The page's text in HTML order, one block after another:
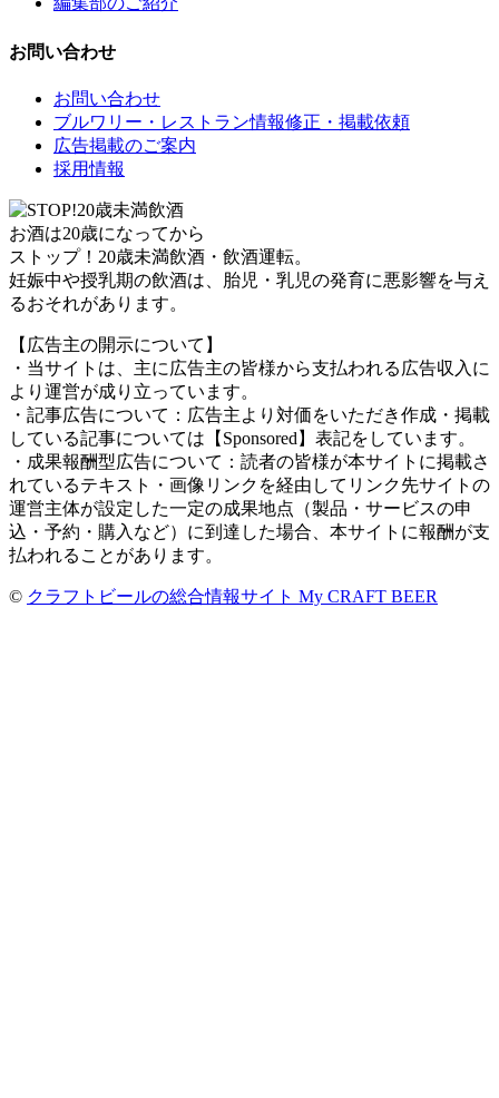
お問い合わせ
お問い合わせ
ブルワリー・レストラン情報修正・掲載依頼
広告掲載のご案内
採用情報
お酒は20歳になってから
ストップ！20歳未満飲酒・飲酒運転。
妊娠中や授乳期の飲酒は、胎児・乳児の発育に悪影響を与え
るおそれがあります。
【広告主の開示について】
・当サイトは、主に広告主の皆様から支払われる広告収入に
より運営が成り立っています。
・記事広告について：広告主より対価をいただき作成・掲載
している記事については【Sponsored】表記をしています。
・成果報酬型広告について：読者の皆様が本サイトに掲載さ
れているテキスト・画像リンクを経由してリンク先サイトの
運営主体が設定した一定の成果地点（製品・サービスの申
込・予約・購入など）に到達した場合、本サイトに報酬が支
払われることがあります。
© クラフトビールの総合情報サイト My CRAFT BEER